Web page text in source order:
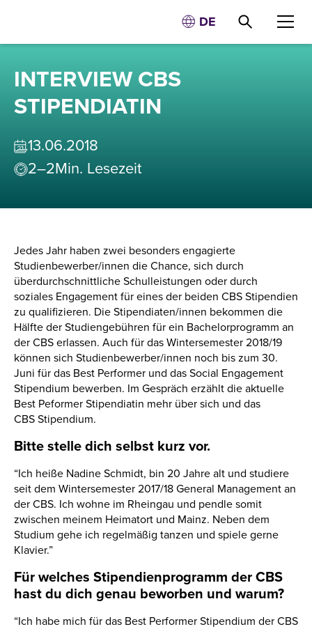
DE
INTERVIEW CBS
STIPENDIATIN
13.06.2018
2–2Min. Lesezeit
Jedes Jahr haben zwei besonders engagierte
Studienbewerber/innen die Chance, sich durch
überdurchschnittliche Schulleistungen oder durch
soziales Engagement für eines der beiden CBS Stipendien
zu qualifizieren. Die Stipendiaten/innen bekommen die
Hälfte der Studiengebühren für ein Bachelorprogramm an
der CBS erlassen. Auch für das Wintersemester 2018/19
können sich Studienbewerber/innen noch bis zum 30.
Juni für das Best Performer und das Social Engagement
Stipendium bewerben. Im Gespräch erzählt die aktuelle
Best Peformer Stipendiatin mehr über sich und das
CBS Stipendium.
Bitte stelle dich selbst kurz vor.
“Ich heiße Nadine Schmidt, bin 20 Jahre alt und studiere
seit dem Wintersemester 2017/18 General Management an
der CBS. Ich wohne im Rheingau und pendle somit
zwischen meinem Heimatort und Mainz. Neben dem
Studium gehe ich regelmäßig tanzen und spiele gerne
Klavier.”
Für welches Stipendienprogramm der CBS
hast du dich genau beworben und warum?
“Ich habe mich für das Best Performer Stipendium der CBS